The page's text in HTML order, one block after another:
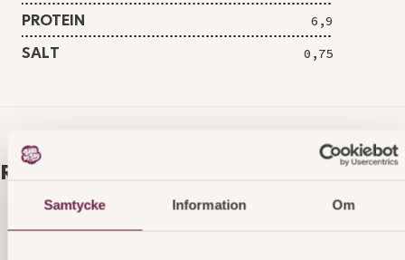
Samtycke Information Om
PROTEIN
6,9
SALT
0,75
Relaterade produkter